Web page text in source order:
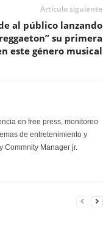
Artículo siguiente
al público lanzando
su primera
este género musical
en free press, monitoreo
de entretenimiento y
Commnity Manager jr.